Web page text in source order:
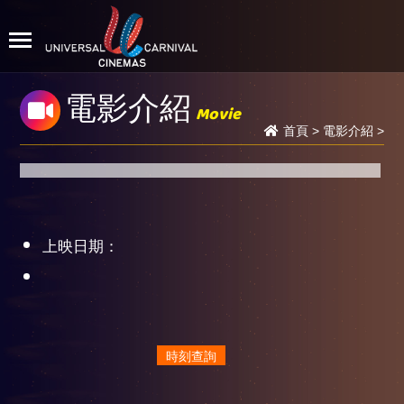
電影介紹 Movie
首頁> 電影介紹 >
上映日期：
時刻查詢